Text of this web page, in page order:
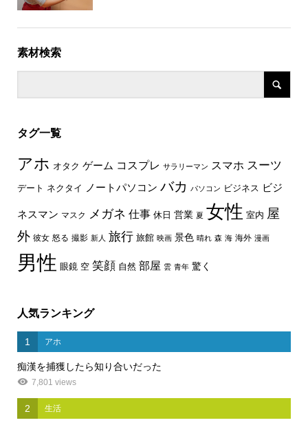
素材検索
タグ一覧
アホ オタク ゲーム コスプレ サラリーマン スマホ スーツ
デート ネクタイ ノートパソコン バカ パソコン ビジネス ビジ
ネスマン マスク メガネ 仕事 休日 営業 夏 女性 室内 屋
外 彼女 怒る 撮影 新人 旅行 旅館 映画 景色 晴れ 森 海 海外 漫画
男性 眼鏡 空 笑顔 自然 部屋 雲 青年 驚く
人気ランキング
1 アホ
痴漢を捕獲したら知り合いだった
7,801 views
2 生活